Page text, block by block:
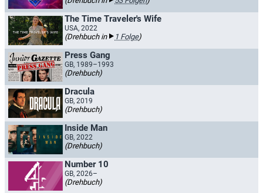
The Time Traveler's Wife
USA, 2022
(Drehbuch in 1 Folge)
Press Gang
GB, 1989–1993
(Drehbuch)
Dracula
GB, 2019
(Drehbuch)
Inside Man
GB, 2022
(Drehbuch)
Number 10
GB, 2026–
(Drehbuch)